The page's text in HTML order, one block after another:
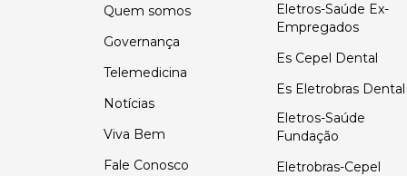
Quem somos
Governança
Telemedicina
Notícias
Viva Bem
Fale Conosco
Eletros-Saúde Ex-
Empregados
Es Cepel Dental
Es Eletrobras Dental
Eletros-Saúde
Fundação
Eletrobras-Cepel